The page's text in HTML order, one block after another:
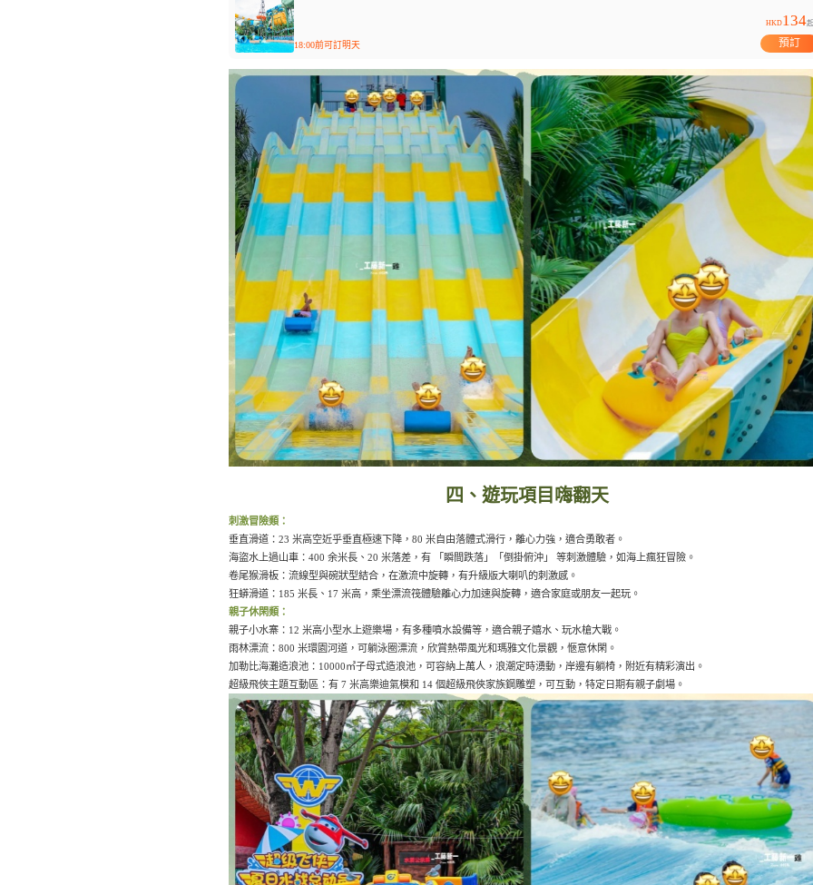
18:00前可訂明天
HKD134起
預訂
四、遊玩項目嗨翻天
刺激冒險類：
垂直滑道：23 米高空近乎垂直極速下降，80 米自由落體式滑行，離心力強，適合勇敢者。
海盜水上過山車：400 余米長、20 米落差，有 「瞬間跌落」「倒掛俯沖」 等刺激體驗，如海上瘋狂冒險。
卷尾猴滑板：流線型與碗狀型結合，在激流中旋轉，有升級版大喇叭的刺激感。
狂蟒滑道：185 米長、17 米高，乘坐漂流筏體驗離心力加速與旋轉，適合家庭或朋友一起玩。
親子休閑類：
親子小水寨：12 米高小型水上遊樂場，有多種噴水設備等，適合親子嬉水、玩水槍大戰。
雨林漂流：800 米環園河道，可躺泳圈漂流，欣賞熱帶風光和瑪雅文化景觀，愜意休閑。
加勒比海灘造浪池：10000㎡子母式造浪池，可容納上萬人，浪潮定時湧動，岸邊有躺椅，附近有精彩演出。
超級飛俠主題互動區：有 7 米高樂迪氣模和 14 個超級飛俠家族鋼雕塑，可互動，特定日期有親子劇場。